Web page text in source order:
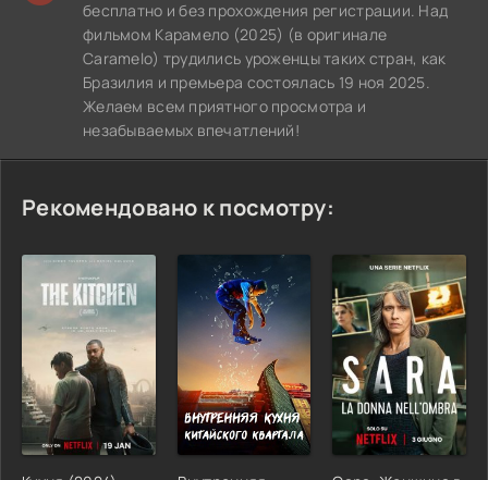
бесплатно и без прохождения регистрации. Над
фильмом Карамело (2025) (в оригинале
Caramelo) трудились уроженцы таких стран, как
Бразилия и премьера состоялась 19 ноя 2025.
Желаем всем приятного просмотра и
незабываемых впечатлений!
Рекомендовано к посмотру: